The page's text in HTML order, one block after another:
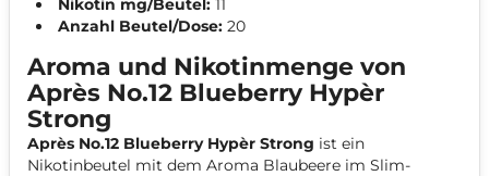
Nikotin mg/Beutel: 11
Anzahl Beutel/Dose: 20
Aroma und Nikotinmenge von
Après No.12 Blueberry Hypèr
Strong
Après No.12 Blueberry Hypèr Strong ist ein
Nikotinbeutel mit dem Aroma Blaubeere im Slim-